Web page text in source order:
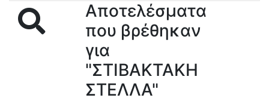
Αποτελέσματα
που βρέθηκαν
για
"ΣΤΙΒΑΚΤΑΚΗ
ΣΤΕΛΛΑ"